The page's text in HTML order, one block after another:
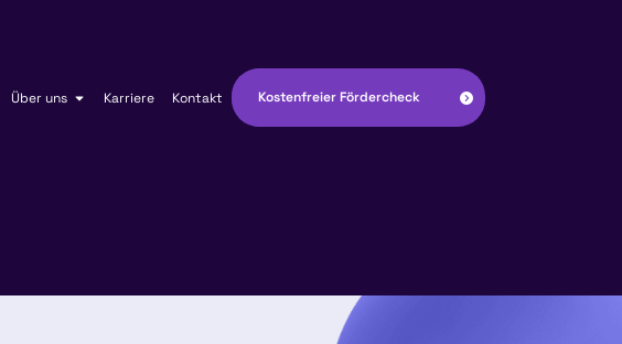
Über uns Karriere Kontakt Kostenfreier Fördercheck